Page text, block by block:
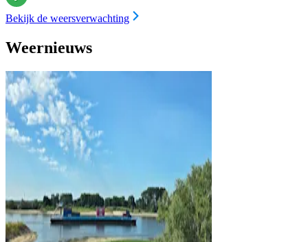
Bekijk de weersverwachting
Weernieuws